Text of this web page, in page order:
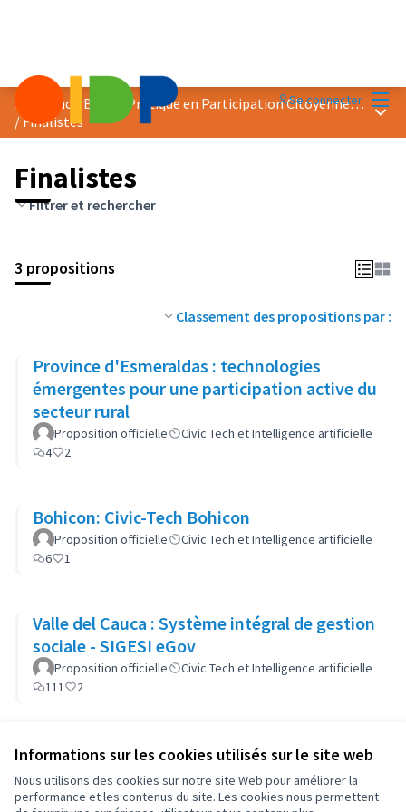
Informations sur les cookies utilisés sur le site web
Nous utilisons des cookies sur notre site Web pour améliorer la
performance et les contenus du site. Les cookies nous permettent
Se connecter
Prix &quot;Bonne Pratique en Participation Citoyenne&quot; 2024
/Finalistes
Finalistes
Filtrer et rechercher
3 propositions
Classement des propositions par :
Province d'Esmeraldas : technologies
émergentes pour une participation active du
secteur rural
Proposition officielle
Civic Tech et Intelligence artificielle
4
2
Bohicon: Civic-Tech Bohicon
Proposition officielle
Civic Tech et Intelligence artificielle
6
1
Valle del Cauca : Système intégral de gestion
sociale - SIGESI eGov
Proposition officielle
Civic Tech et Intelligence artificielle
111
2